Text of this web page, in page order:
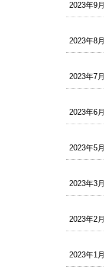
2023年9月
2023年8月
2023年7月
2023年6月
2023年5月
2023年3月
2023年2月
2023年1月